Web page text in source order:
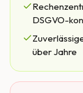
DSGVO-
über Jahre